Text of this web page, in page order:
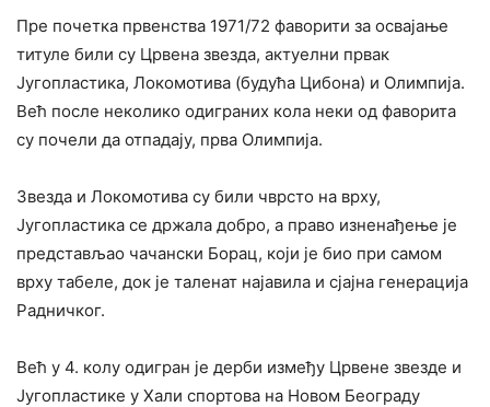
Пре почетка првенства 1971/72 фаворити за освајање
титуле били су Црвена звезда, актуелни првак
Југопластика, Локомотива (будућа Цибона) и Олимпија.
Већ после неколико одиграних кола неки од фаворита
су почели да отпадају, прва Олимпија.
Звезда и Локомотива су били чврсто на врху,
Југопластика се држала добро, а право изненађење је
представљао чачански Борац, који је био при самом
врху табеле, док је таленат најавила и сјајна генерација
Радничког.
Већ у 4. колу одигран је дерби између Црвене звезде и
Југопластике у Хали спортова на Новом Београду